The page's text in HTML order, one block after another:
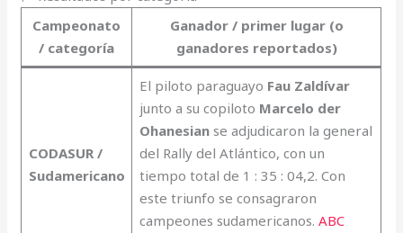
Campeonato
/ categoría
Ganador / primer lugar (o
ganadores reportados)
CODASUR /
Sudamericano
El piloto paraguayo Fau Zaldívar
junto a su copiloto Marcelo der
Ohanesianse adjudicaron la general
del Rally del Atlántico, con un
tiempo total de 1 : 35 : 04,2. Con
este triunfo se consagraron
campeones sudamericanos. ABC